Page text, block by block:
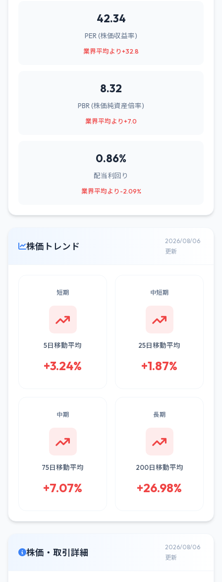
42.34
PER (株価収益率)
業界平均より+32.8
8.32
PBR (株価純資産倍率)
業界平均より+7.0
0.86%
配当利回り
業界平均より-2.09%
株価トレンド
2026/08/06
更新
短期
5日移動平均
+3.24%
中短期
25日移動平均
+1.87%
中期
75日移動平均
+7.07%
長期
200日移動平均
+26.98%
株価・取引詳細
2026/08/06
更新